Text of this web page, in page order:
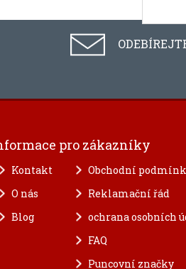
pro zákazníky
Kontakt
O nás
Blog
Obchodní
Reklamační řád
ochrana osobních
FAQ
Puncovní značky